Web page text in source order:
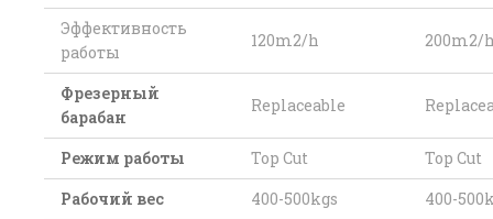
Эффективность
работы
120m2/h 200m2/
Фрезерный
барабан
Replaceable
Режим работы Top Cut
Top Cut
Рабочий вес
400-500kgs
400-